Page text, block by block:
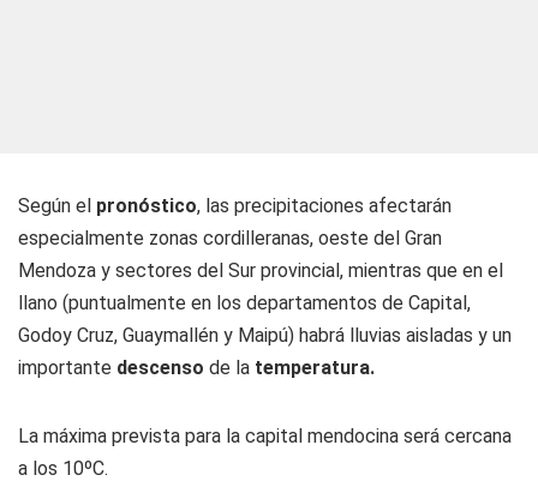
Según el pronóstico, las precipitaciones afectarán
especialmente zonas cordilleranas, oeste del Gran
Mendoza y sectores del Sur provincial, mientras que en el
llano (puntualmente en los departamentos de Capital,
Godoy Cruz, Guaymallén y Maipú) habrá lluvias aisladas y un
importante descenso de la temperatura.
La máxima prevista para la capital mendocina será cercana
a los 10ºC.